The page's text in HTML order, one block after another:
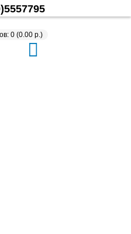
0 (0.00 р.)